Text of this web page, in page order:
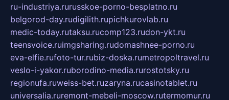
ru-industriya.rurusskoe-porno-besplatno.ru
belgorod-day.rudigilith.rupichkurovlab.ru
medic-today.rutaksu.rucomp123.rudon-ykt.ru
teensvoice.ruimgsharing.rudomashnee-porno.ru
eva-elfie.rufoto-tur.rubiz-doska.rumetropoltravel.ru
veslo-i-yakor.ruborodino-media.rurostotsky.ru
regionufa.ruweiss-bet.ruzaryna.rucasinotablet.ru
universalia.ruremont-mebeli-moscow.rutermomur.ru